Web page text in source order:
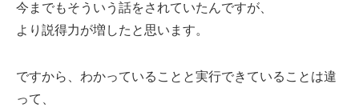
今までもそういう話をされていたんですが、
より説得力が増したと思います。
ですから、わかっていることと実行できていることは違
って、